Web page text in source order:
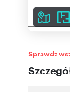
Sprawdź